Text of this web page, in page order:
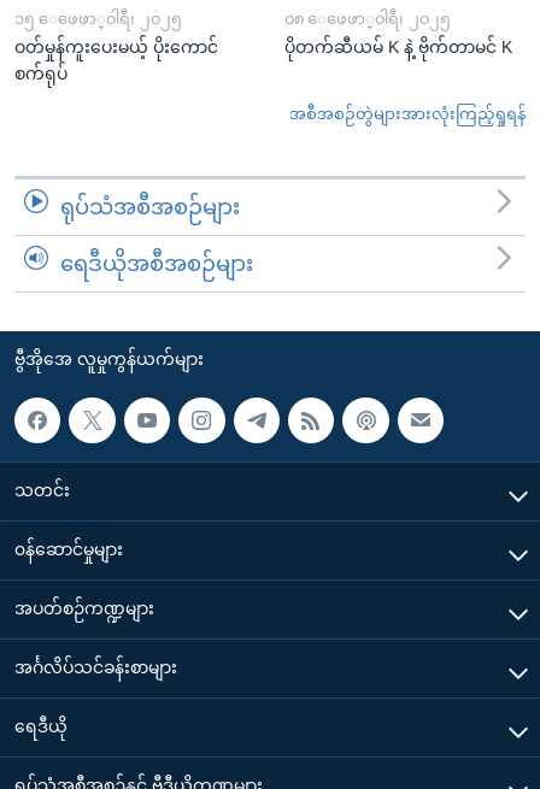
၁၅ ေဖေဖာ္၀ါရီ၊ ၂၀၂၅
ဝတ်မှုန်ကူးပေးမယ့် ပိုးကောင်
စက်ရုပ်
၀၈ ေဖေဖာ္၀ါရီ၊ ၂၀၂၅
ပိုတက်ဆီယမ် K နဲ့ ဗိုက်တာမင် K
အစီအစဉ်တွဲများအားလုံးကြည့်ရှုရန်
ရုပ်သံအစီအစဉ်များ
ရေဒီယိုအစီအစဉ်များ
ဗွီအိုအေ လူမှုကွန်ယက်များ
သတင်း
၀န်ဆောင်မှုများ
အပတ်စဉ်ကဏ္ဍများ
အင်္ဂလိပ်သင်ခန်းစာများ
ရေဒီယို